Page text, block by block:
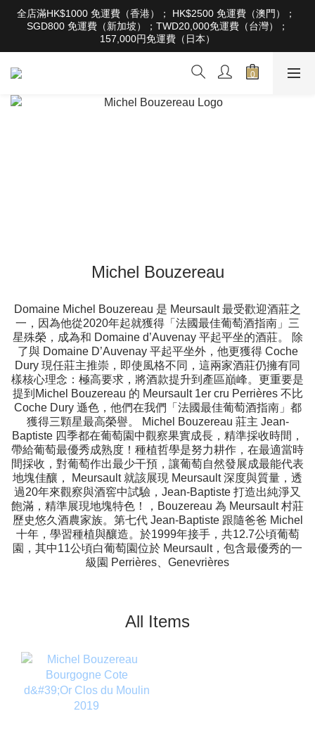
根據香港法律，不得在業務過程中，向未成年人售賣或供應令人醺
醉的酒類。Under the law of Hong Kong, intoxicating liquor must
not be sold or supplied to a minor in the course of business
全店滿HK$1000 免運費（香港）； HK$2500 免運費（澳門）；
SGD800 免運費（新加坡）；TWD20,000免運費（台灣）；
157,000円免運費（日本）
根據香港法律，不得在業務過程中，向未成年人售賣或供應令人醺
醉的酒類。Under the law of Hong Kong, intoxicating liquor must
Michel Bouzereau
Domaine Michel Bouzereau 是 Meursault 最受歡迎酒莊之
一，因為他從2020年起就獲得「法國最佳葡萄酒指南」三
星殊榮，成為和 Domaine d’Auvenay 平起平坐的酒莊。 除
了與 Domaine D’Auvenay 平起平坐外，他更獲得 Coche
Dury 現任莊主推崇，即使風格不同，這兩家酒莊仍擁有同
樣核心理念：極高要求，將酒款提升到產區巔峰。更重要是
提到Michel Bouzereau 的 Meursault 1er cru Perrières 不比
Coche Dury 遜色，他們在我們「法國最佳葡萄酒指南」都
獲得三顆星最高榮譽。 Michel Bouzereau 莊主 Jean-
Baptiste 四季都在葡萄園中觀察果實成長，精準採收時間，
帶給葡萄最優秀成熟度！種植哲學是努力耕作，在最適當時
間採收，對葡萄作出最少干預，讓葡萄自然發展成最能代表
地塊佳釀， Meursault 就該展現 Meursault 深度與質量，透
過20年來觀察與酒窖中試驗，Jean-Baptiste 打造出純淨又
飽滿，精準展現地塊特色！，Bouzereau 為 Meursault 村莊
歷史悠久酒農家族。第七代 Jean-Baptiste 跟隨爸爸 Michel
十年，學習種植與釀造。於1999年接手，共12.7公頃葡萄
園，其中11公頃白葡萄園位於 Meursault，包含最優秀的一
級園 Perrières、Genevrières
All Items